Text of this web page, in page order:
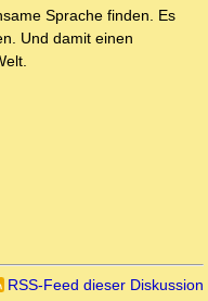
Sprache finden. Es
Und damit einen
RSS-Feed dieser Diskussion